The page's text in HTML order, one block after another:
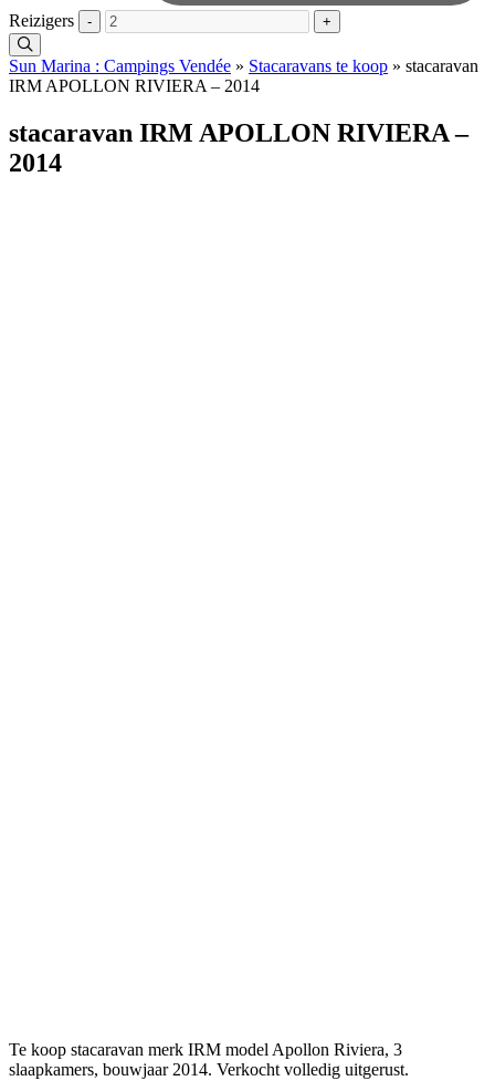
Reizigers - +
Sun Marina : Campings Vendée » Stacaravans te koop » stacaravan
IRM APOLLON RIVIERA – 2014
stacaravan IRM APOLLON RIVIERA –
2014
Te koop stacaravan merk IRM model Apollon Riviera, 3
slaapkamers, bouwjaar 2014. Verkocht volledig uitgerust.